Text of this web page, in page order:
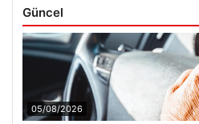
Güncel
05/08/2026